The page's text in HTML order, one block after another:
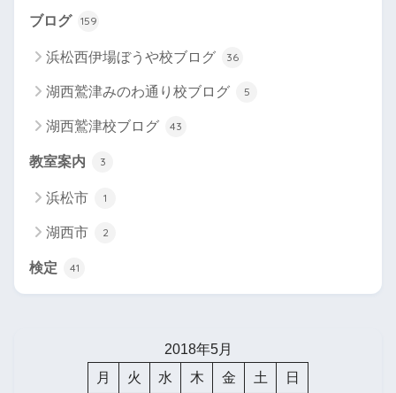
ブログ 159
浜松西伊場ぼうや校ブログ 36
湖西鷲津みのわ通り校ブログ 5
湖西鷲津校ブログ 43
教室案内 3
浜松市 1
湖西市 2
検定 41
2018年5月
月
火 水 木 金 土 日